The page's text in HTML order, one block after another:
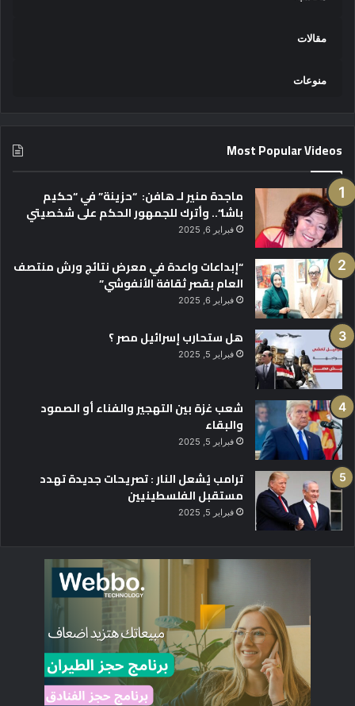
مقالات
منوعات
Most Popular Videos
ماجدة منير لـ هافن: “حزينة” في “حكيم
باشا”.. وأترك للجمهور الحكم على شخصيتي
فبراير 6, 2025
“إبداعات واعدة في معرض نتائج ورش منتصف
العام بقصر ثقافة الأنفوشي”
فبراير 6, 2025
هل ستحارب إسرائيل مصر ؟
فبراير 5, 2025
شعب غزة بين التهجير والفناء أو الصمود
والبقاء
فبراير 5, 2025
ترامب يُشعل النار : تصريحات جديدة تهدد
مستقبل الفلسطينيين
فبراير 5, 2025